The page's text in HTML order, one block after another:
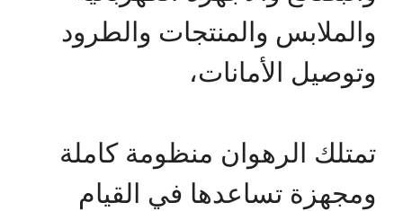
والملابس والمنتجات والطرود
وتوصيل الأمانات،
تمتلك الرهوان منظومة كاملة
ومجهزة تساعدها في القيام